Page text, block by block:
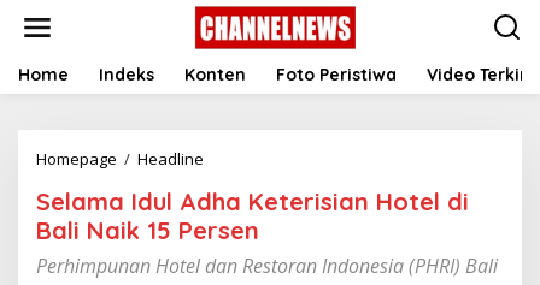
t
Home Indeks Konten Foto Peristiwa Video Terkini
Homepage / Headline
l
a
m
a
Selama Idul Adha Keterisian Hotel di
Bali Naik 15 Persen
Perhimpunan Hotel dan Restoran Indonesia (PHRI) Bali